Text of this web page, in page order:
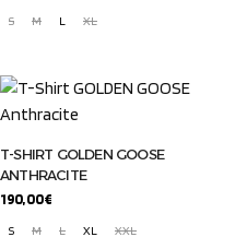
S
M L XL
T-SHIRT GOLDEN GOOSE
ANTHRACITE
190,00€
S
M L XL XXL